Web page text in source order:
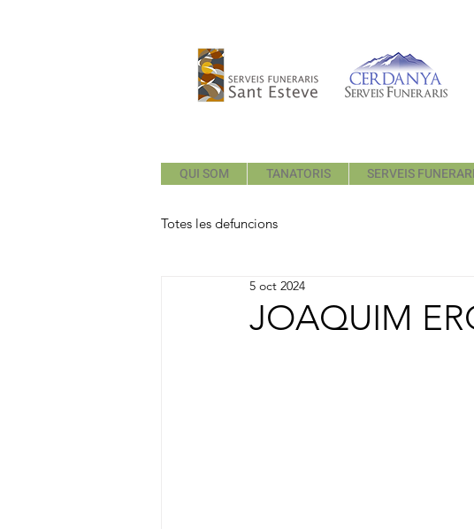
QUI SOM TANATORIS SERVEIS
Totes les defuncions
JOAQUIM
5 oct 2024